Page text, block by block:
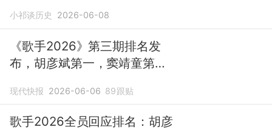
小祁谈历史 2026-06-08
《歌手2026》第三期排名发
布，胡彦斌第一，窦靖童第
现代快报 2026-06-06 89跟贴
歌手2026全员回应排名：胡彦